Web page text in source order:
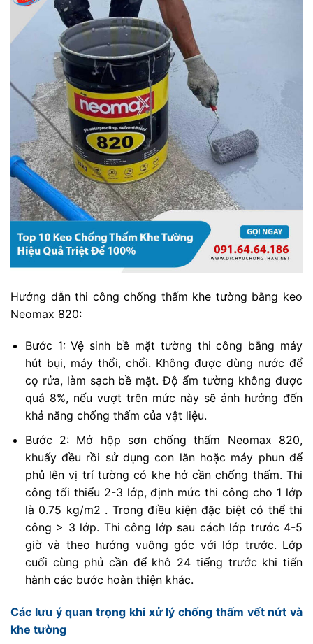
Hướng dẫn thi công chống thấm khe tường bằng keo
Neomax 820:
Bước 1: Vệ sinh bề mặt tường thi công bằng máy
hút bụi, máy thổi, chổi. Không được dùng nước để
cọ rửa, làm sạch bề mặt. Độ ẩm tường không được
quá 8%, nếu vượt trên mức này sẽ ảnh hưởng đến
khả năng chống thấm của vật liệu.
Bước 2: Mở hộp sơn chống thấm Neomax 820,
khuấy đều rồi sử dụng con lăn hoặc máy phun để
phủ lên vị trí tường có khe hở cần chống thấm. Thi
công tối thiểu 2-3 lớp, định mức thi công cho 1 lớp
là 0.75 kg/m2 . Trong điều kiện đặc biệt có thể thi
công > 3 lớp. Thi công lớp sau cách lớp trước 4-5
giờ và theo hướng vuông góc với lớp trước. Lớp
cuối cùng phủ cần để khô 24 tiếng trước khi tiến
hành các bước hoàn thiện khác.
Các lưu ý quan trọng khi xử lý chống thấm vết nứt và
khe tường